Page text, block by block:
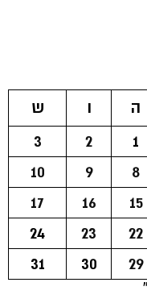
ה ו
ש
1
2
3
8
9
10
15
16
17
22
23
24
29
30
31